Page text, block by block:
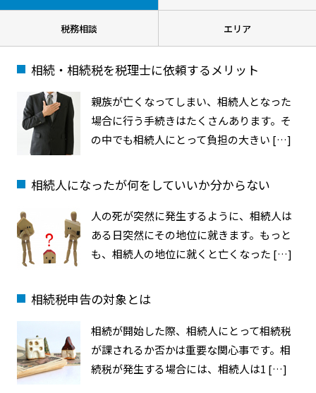
税務相談 エリア
相続・相続税を税理士に依頼するメリット
親族が亡くなってしまい、相続人となった
場合に行う手続きはたくさんあります。そ
の中でも相続人にとって負担の大きい […]
相続人になったが何をしていいか分からない
人の死が突然に発生するように、相続人は
ある日突然にその地位に就きます。もっと
も、相続人の地位に就くと亡くなった […]
相続税申告の対象とは
相続が開始した際、相続人にとって相続税
が課されるか否かは重要な関心事です。相
続税が発生する場合には、相続人は1 […]